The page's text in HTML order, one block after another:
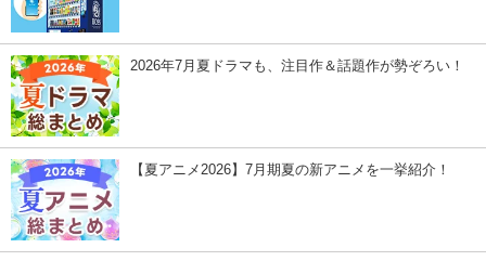
2026年7月夏ドラマも、注目作＆話題作が勢ぞろい！
【夏アニメ2026】7月期夏の新アニメを一挙紹介！